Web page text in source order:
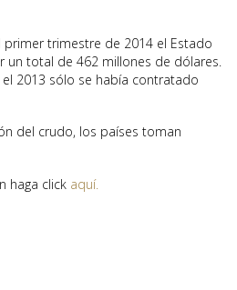
trimestre de 2014 el Estado
total de 462 millones de dólares.
2013 sólo se había contratado
del crudo, los países toman
haga click aquí.